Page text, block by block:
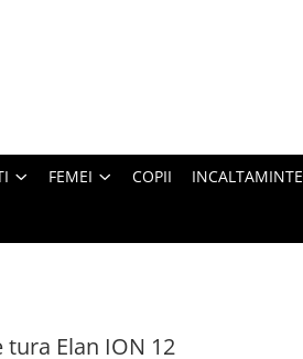
FEMEI COPII INCALTAMINTE
Elan ION 12